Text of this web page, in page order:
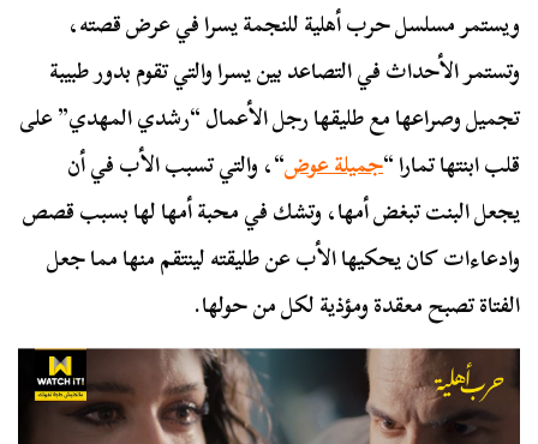
ويستمر مسلسل حرب أهلية للنجمة يسرا في عرض قصته،
وتستمر الأحداث في التصاعد بين يسرا والتي تقوم بدور طبيبة
تجميل وصراعها مع طليقها رجل الأعمال “رشدي المهدي” على
قلب ابنتها تمارا “جميلة عوض“، والتي تسبب الأب في أن
يجعل البنت تبغض أمها، وتشك في محبة أمها لها بسبب قصص
وادعاءات كان يحكيها الأب عن طليقته لينتقم منها مما جعل
الفتاة تصبح معقدة ومؤذية لكل من حولها.